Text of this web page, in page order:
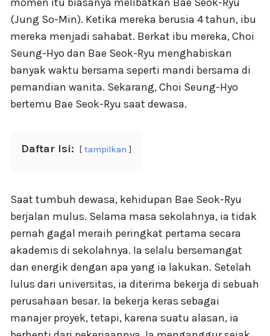
(Jung So-Min). Ketika mereka berusia 4 tahun, ibu
mereka menjadi sahabat. Berkat ibu mereka, Choi
Seung-Hyo dan Bae Seok-Ryu menghabiskan
banyak waktu bersama seperti mandi bersama di
pemandian wanita. Sekarang, Choi Seung-Hyo
bertemu Bae Seok-Ryu saat dewasa.
Daftar Isi: tampilkan
Saat tumbuh dewasa, kehidupan Bae Seok-Ryu
berjalan mulus. Selama masa sekolahnya, ia tidak
pernah gagal meraih peringkat pertama secara
akademis di sekolahnya. Ia selalu bersemangat
dan energik dengan apa yang ia lakukan. Setelah
lulus dari universitas, ia diterima bekerja di sebuah
perusahaan besar. Ia bekerja keras sebagai
manajer proyek, tetapi, karena suatu alasan, ia